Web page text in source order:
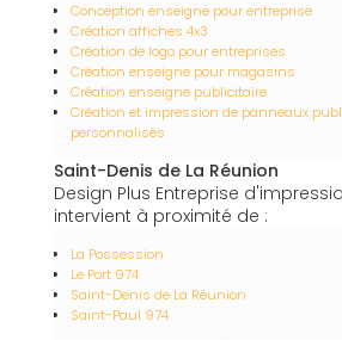
Conception enseigne pour entreprise
Création affiches 4x3
Création de logo pour entreprises
Création enseigne pour magasins
Création enseigne publicitaire
Création et impression de panneaux
personnalisés
Saint-Denis de La Réunion
Design Plus Entreprise
intervient à proximité de :
La Possession
Le Port 974
Saint-Denis de La Réunion
Saint-Paul 974